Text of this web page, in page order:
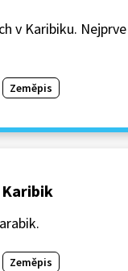
v Karibiku.
Zeměpis
Zeměpis